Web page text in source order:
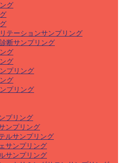
グ
テーションサンプリング
断サンプリング
グ
グ
プリング
グ
プリング
プリング
ンプリング
ルサンプリング
サンプリング
サンプリング